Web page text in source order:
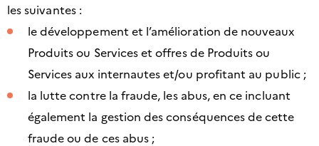
les suivantes :
le développement et l’amélioration de nouveaux
Produits ou Services et offres de Produits ou
Services aux internautes et/ou profitant au public ;
la lutte contre la fraude, les abus, en ce incluant
également la gestion des conséquences de cette
fraude ou de ces abus ;